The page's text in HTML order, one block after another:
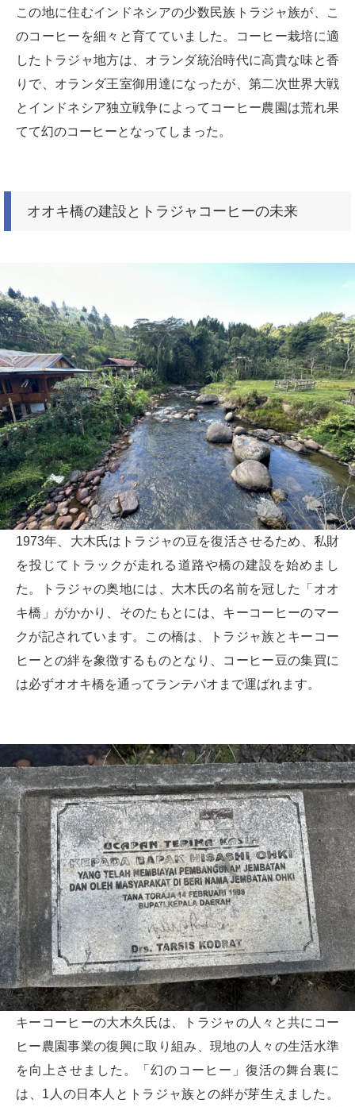
この地に住むインドネシアの少数民族トラジャ族が、こ
のコーヒーを細々と育てていました。コーヒー栽培に適
したトラジャ地方は、オランダ統治時代に高貴な味と香
りで、オランダ王室御用達になったが、第二次世界大戦
とインドネシア独立戦争によってコーヒー農園は荒れ果
てて幻のコーヒーとなってしまった。
オオキ橋の建設とトラジャコーヒーの未来
1973年、大木氏はトラジャの豆を復活させるため、私財
を投じてトラックが走れる道路や橋の建設を始めまし
た。トラジャの奥地には、大木氏の名前を冠した「オオ
キ橋」がかかり、そのたもとには、キーコーヒーのマー
クが記されています。この橋は、トラジャ族とキーコー
ヒーとの絆を象徴するものとなり、コーヒー豆の集買に
は必ずオオキ橋を通ってランテパオまで運ばれます。
キーコーヒーの大木久氏は、トラジャの人々と共にコー
ヒー農園事業の復興に取り組み、現地の人々の生活水準
を向上させました。「幻のコーヒー」復活の舞台裏に
は、1人の日本人とトラジャ族との絆が芽生えました。